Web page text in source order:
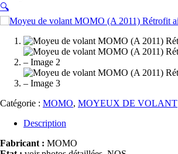
🔍
SOLD OUT
Catégorie : MOMO, MOYEUX DE VOLANT
Description
Fabricant : MOMO